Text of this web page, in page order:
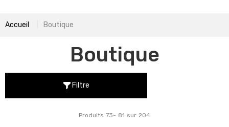
Accueil Boutique
Boutique
Filtre
Produits 73- 81 sur 204